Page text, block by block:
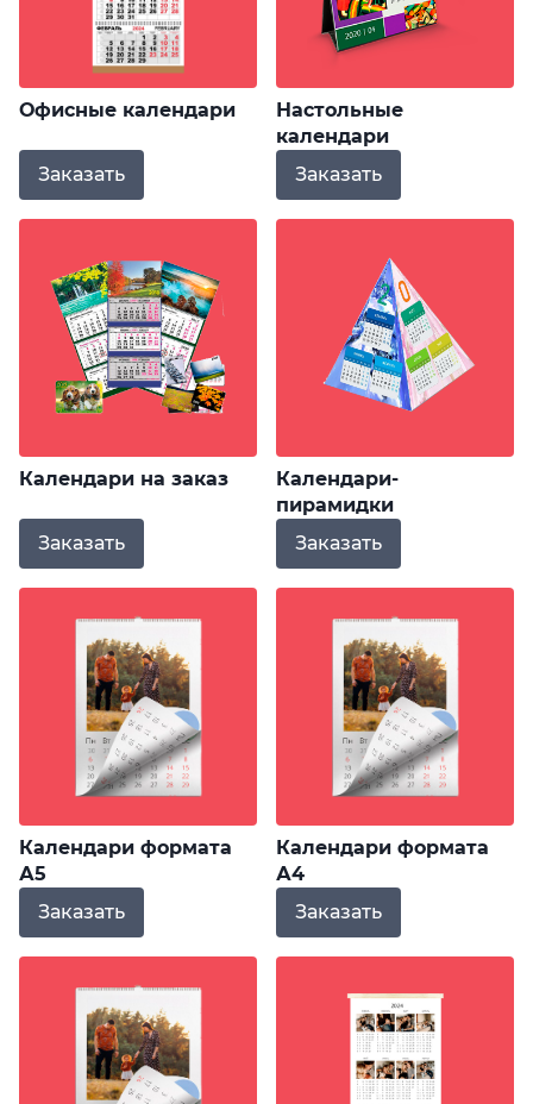
Офисные календари
Заказать
Настольные
календари
Заказать
Календари на заказ
Заказать
Календари-
пирамидки
Заказать
Календари формата
А5
Заказать
Календари формата
А4
Заказать